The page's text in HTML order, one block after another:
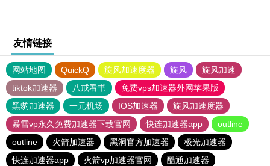
友情链接
网站地图 QuickQ 旋风加速度器 旋风
旋风加速
tiktok加速器
八戒看书
免费vps加速器外网苹果版
黑豹加速器
一元机场 IOS加速器
旋风加速度器
暴雪vp永久免费加速器下载官网
快连加速器app
outline
outline
火箭加速器 黑洞官方加速器
极光加速器
快连加速器app
火箭vp加速器官网 酷通加速器